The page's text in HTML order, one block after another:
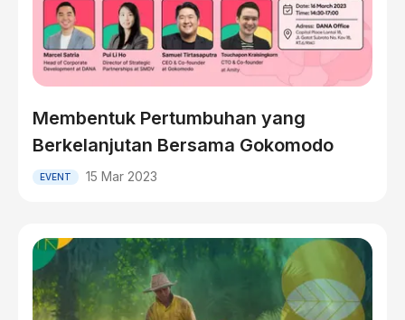
Membentuk Pertumbuhan yang
Berkelanjutan Bersama Gokomodo
EVENT 15 Mar 2023